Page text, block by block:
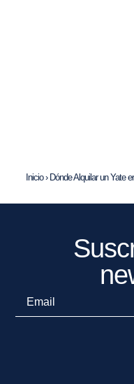
Inicio› Dónde Alquilar un Yate